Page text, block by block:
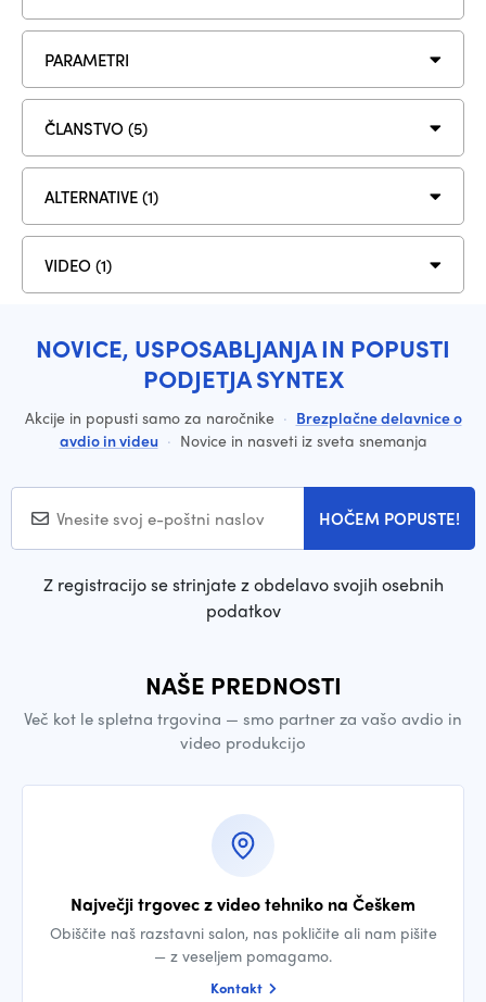
PARAMETRI
ČLANSTVO (5)
ALTERNATIVE (1)
VIDEO (1)
NOVICE, USPOSABLJANJA IN POPUSTI
PODJETJA SYNTEX
Akcije in popusti samo za naročnike · Brezplačne delavnice o
avdio in videu · Novice in nasveti iz sveta snemanja
HOČEM POPUSTE!
Z registracijo se strinjate z obdelavo svojih osebnih
podatkov
NAŠE PREDNOSTI
Več kot le spletna trgovina — smo partner za vašo avdio in
video produkcijo
Največji trgovec z video tehniko na Češkem
Obiščite naš razstavni salon, nas pokličite ali nam pišite
— z veseljem pomagamo.
Kontakt